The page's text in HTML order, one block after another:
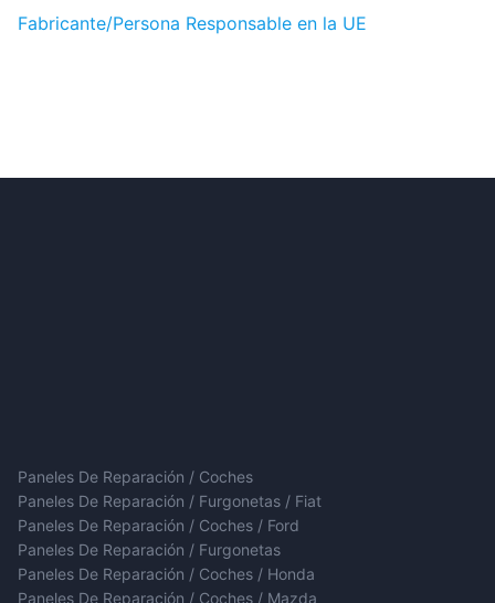
Fabricante/Persona Responsable en la UE
Paneles De Reparación / Coches
Paneles De Reparación / Furgonetas / Fiat
Paneles De Reparación / Coches / Ford
Paneles De Reparación / Furgonetas
Paneles De Reparación / Coches / Honda
Paneles De Reparación / Coches / Mazda